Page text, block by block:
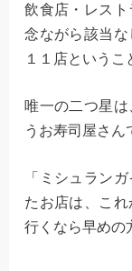
飲食店・レス
念ながら該当
１１店というこ
唯一の二つ星
うお寿司屋さん
「ミシュラン
たお店は、これ
行くなら早めの